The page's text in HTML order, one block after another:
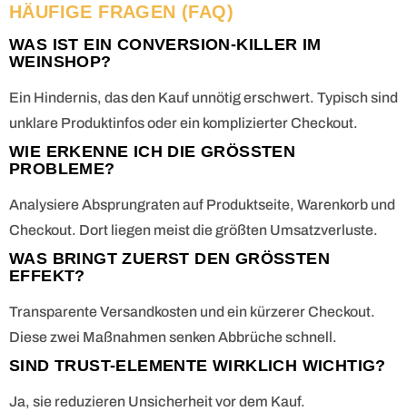
HÄUFIGE FRAGEN (FAQ)
WAS IST EIN CONVERSION-KILLER IM
WEINSHOP?
Ein Hindernis, das den Kauf unnötig erschwert. Typisch sind
unklare Produktinfos oder ein komplizierter Checkout.
WIE ERKENNE ICH DIE GRÖSSTEN P
ROBLEME?
Analysiere Absprungraten auf Produktseite, Warenkorb und
Checkout. Dort liegen meist die größten Umsatzverluste.
WAS BRINGT ZUERST DEN GRÖSSTEN E
FFEKT?
Transparente Versandkosten und ein kürzerer Checkout.
Diese zwei Maßnahmen senken Abbrüche schnell.
SIND TRUST-ELEMENTE WIRKLICH WICHTIG?
Ja, sie reduzieren Unsicherheit vor dem Kauf.